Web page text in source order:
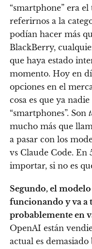
“smartphone” era
referirnos a la
podían hacer más
BlackBerry,
que haya estado
momento. Hoy en
opciones en el
cosa es que ya
“smartphones”. Son
mucho más que
a pasar con los
vs Claude Code. En
importar, si no es
Segundo, el
funcionando y va a
probablemente en
OpenAI están
actual es